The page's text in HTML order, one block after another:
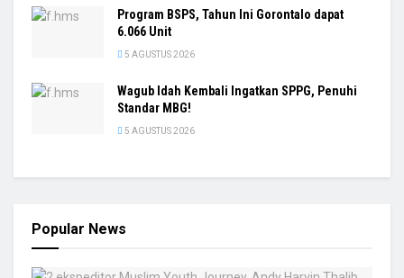
Program BSPS, Tahun Ini Gorontalo dapat
6.066 Unit
5 AGUSTUS 2026
Wagub Idah Kembali Ingatkan SPPG, Penuhi
Standar MBG!
5 AGUSTUS 2026
Popular News